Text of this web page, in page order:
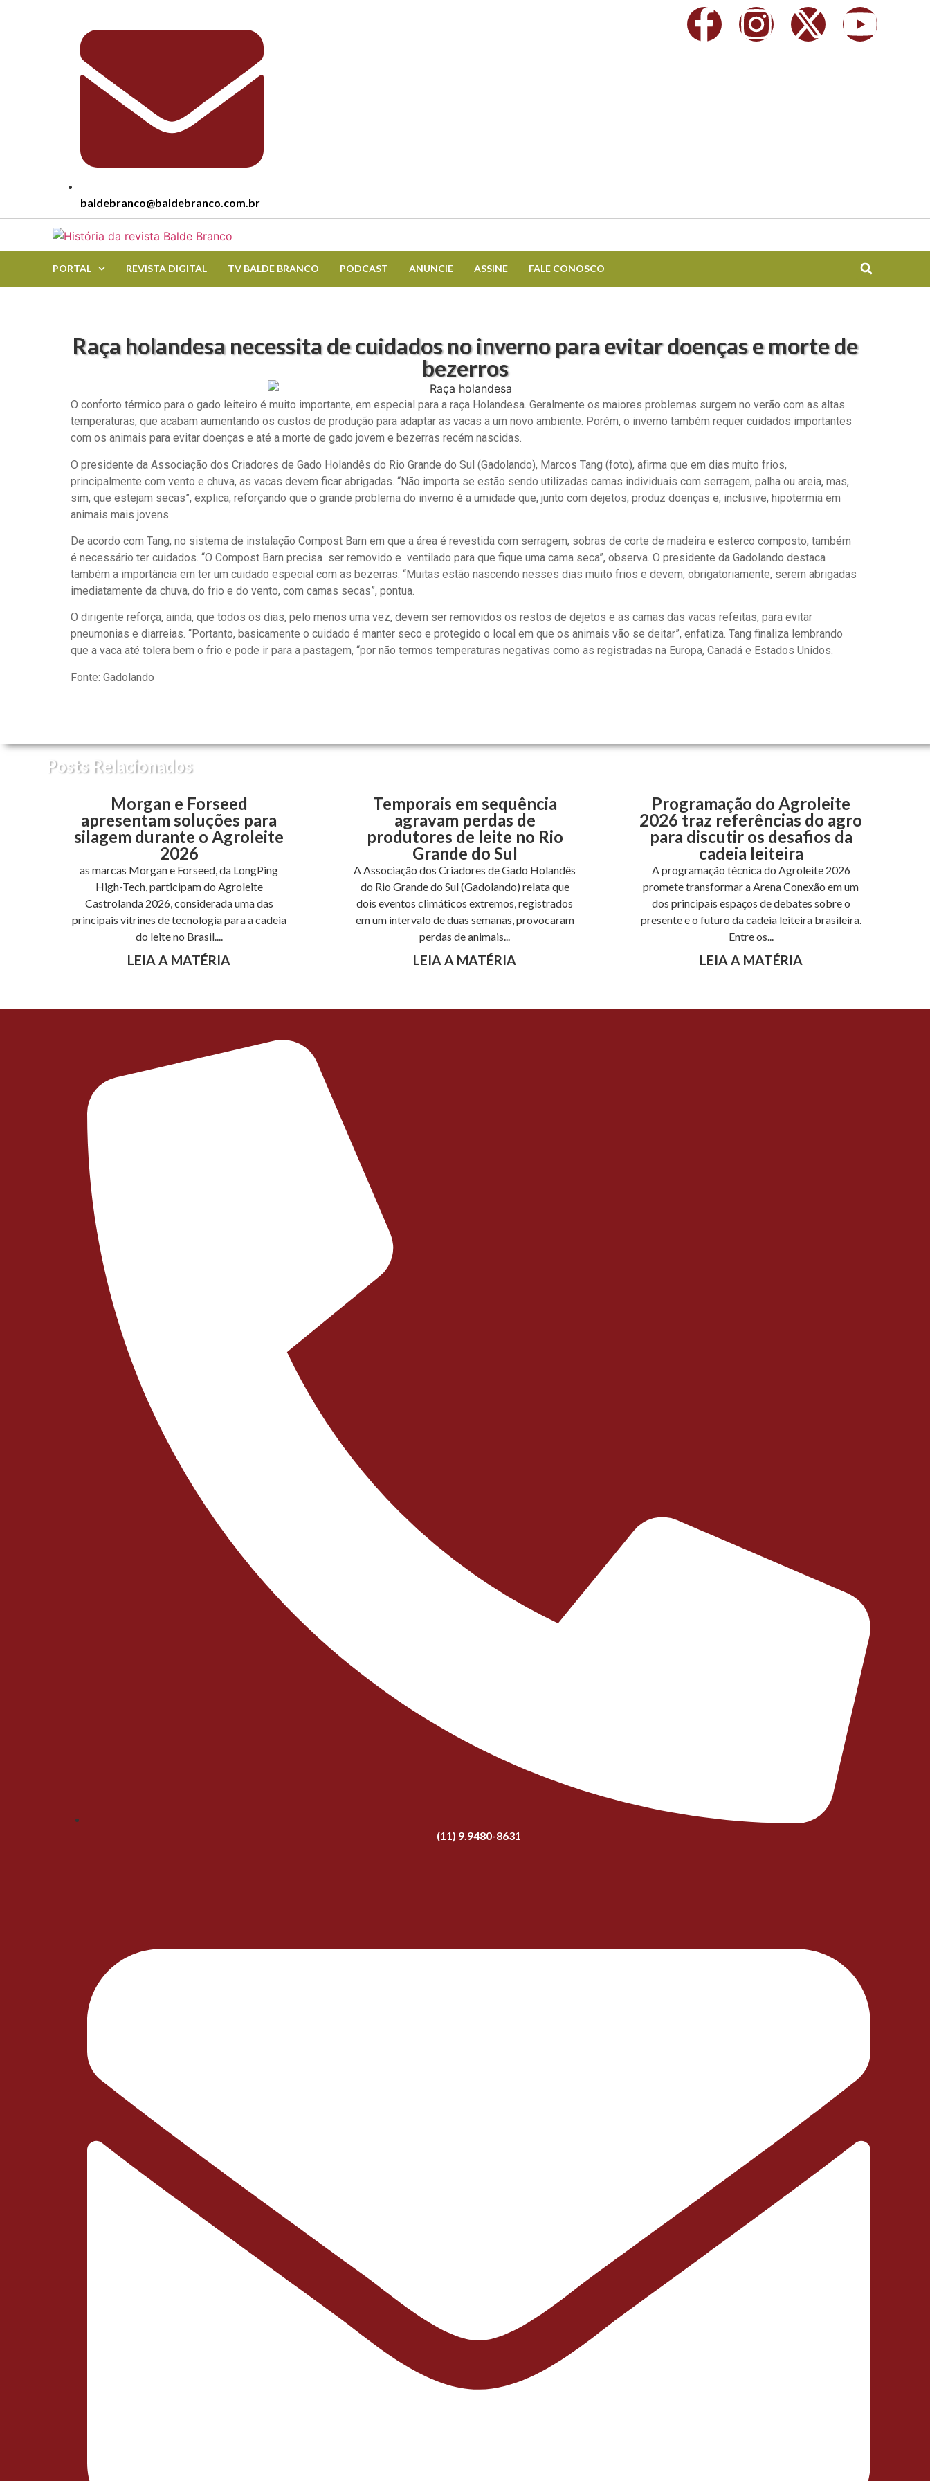
baldebranco@baldebranco.com.br
PORTAL REVISTA DIGITAL TV BALDE BRANCO PODCAST ANUNCIE ASSINE FALE CONOSCO
Raça holandesa necessita de cuidados no inverno para evitar doenças e morte de
bezerros
O conforto térmico para o gado leiteiro é muito importante, em especial para a raça Holandesa. Geralmente os maiores problemas surgem no verão com as altas
temperaturas, que acabam aumentando os custos de produção para adaptar as vacas a um novo ambiente. Porém, o inverno também requer cuidados importantes
com os animais para evitar doenças e até a morte de gado jovem e bezerras recém nascidas.
O presidente da Associação dos Criadores de Gado Holandês do Rio Grande do Sul (Gadolando), Marcos Tang (foto), afirma que em dias muito frios,
principalmente com vento e chuva, as vacas devem ficar abrigadas. “Não importa se estão sendo utilizadas camas individuais com serragem, palha ou areia, mas,
sim, que estejam secas”, explica, reforçando que o grande problema do inverno é a umidade que, junto com dejetos, produz doenças e, inclusive, hipotermia em
animais mais jovens.
De acordo com Tang, no sistema de instalação Compost Barn em que a área é revestida com serragem, sobras de corte de madeira e esterco composto, também
é necessário ter cuidados. “O Compost Barn precisa ser removido e ventilado para que fique uma cama seca”, observa. O presidente da Gadolando destaca
também a importância em ter um cuidado especial com as bezerras. “Muitas estão nascendo nesses dias muito frios e devem, obrigatoriamente, serem abrigadas
imediatamente da chuva, do frio e do vento, com camas secas”, pontua.
O dirigente reforça, ainda, que todos os dias, pelo menos uma vez, devem ser removidos os restos de dejetos e as camas das vacas refeitas, para evitar
pneumonias e diarreias. “Portanto, basicamente o cuidado é manter seco e protegido o local em que os animais vão se deitar”, enfatiza. Tang finaliza lembrando
que a vaca até tolera bem o frio e pode ir para a pastagem, “por não termos temperaturas negativas como as registradas na Europa, Canadá e Estados Unidos.
Fonte: Gadolando
Posts Relacionados
Morgan e Forseed
apresentam soluções para
silagem durante o Agroleite
2026
as marcas Morgan e Forseed, da LongPing
High-Tech, participam do Agroleite
Castrolanda 2026, considerada uma das
principais vitrines de tecnologia para a cadeia
do leite no Brasil....
LEIA A MATÉRIA
Temporais em sequência
agravam perdas de
produtores de leite no Rio
Grande do Sul
A Associação dos Criadores de Gado Holandês
do Rio Grande do Sul (Gadolando) relata que
dois eventos climáticos extremos, registrados
em um intervalo de duas semanas, provocaram
perdas de animais...
LEIA A MATÉRIA
Programação do Agroleite
2026 traz referências do agro
para discutir os desafios da
cadeia leiteira
A programação técnica do Agroleite 2026
promete transformar a Arena Conexão em um
dos principais espaços de debates sobre o
presente e o futuro da cadeia leiteira brasileira.
Entre os...
LEIA A MATÉRIA
(11) 9.9480-8631